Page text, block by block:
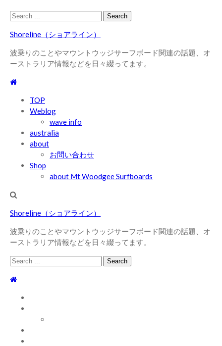
Skip
navigation
Skip
content
Search
Shoreline（ショアライン）
波乗りのことやマウントウッジサーフボード関連の話題、オ
ーストラリア情報などを日々綴ってます。
TOP
Weblog
wave info
australia
about
お問い合わせ
Shop
about Mt Woodgee Surfboards
Shoreline（ショアライン）
波乗りのことやマウントウッジサーフボード関連の話題、オ
ーストラリア情報などを日々綴ってます。
Search